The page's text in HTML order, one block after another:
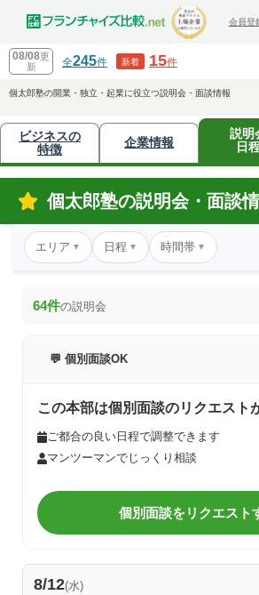
会員登
08/08更
新
全245件 新着 15件
個太郎塾の開業・独立・起業に役立つ説明会・面談情報
ビジネスの
特徴
企業情報
説明
日
個太郎塾の説明会・面談
エリア ▼ 日程 ▼ 時間帯 ▼
64件の説明会
💬 個別面談OK
この本部は個別面談のリクエスト
ご都合の良い日程で調整できます
マンツーマンでじっくり相談
個別面談をリクエスト
8/12(水)